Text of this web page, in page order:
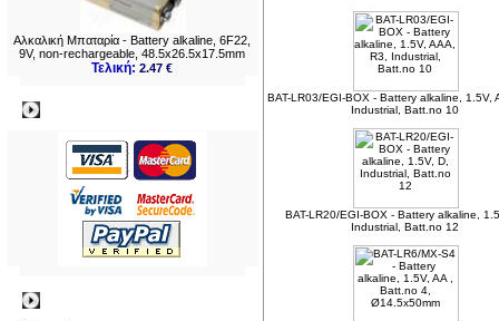
Αλκαλική Μπαταρία - Battery alkaline, 6F22,
9V, non-rechargeable, 48.5x26.5x17.5mm
Τελική:2.47 €
BAT-LR03/EGI-BOX - Battery alkaline, 1.5V,
Industrial, Batt.no 10
BAT-LR20/EGI-BOX - Battery alkaline,
Industrial, Batt.no 12